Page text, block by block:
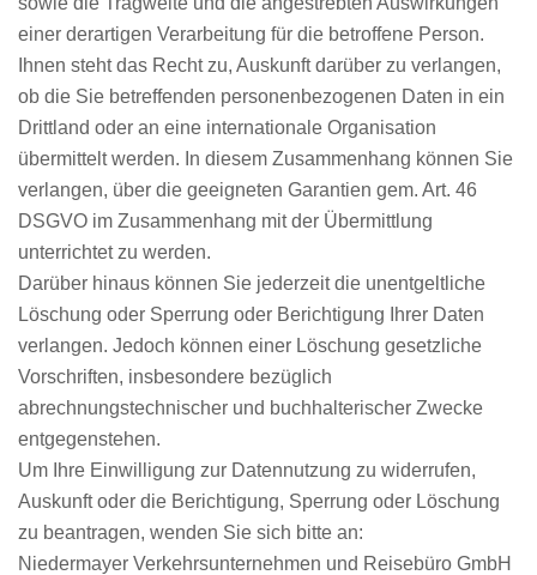
einer derartigen Verarbeitung für die betroffene Person.
Ihnen steht das Recht zu, Auskunft darüber zu verlangen,
ob die Sie betreffenden personenbezogenen Daten in ein
Drittland oder an eine internationale Organisation
übermittelt werden. In diesem Zusammenhang können Sie
verlangen, über die geeigneten Garantien gem. Art. 46
DSGVO im Zusammenhang mit der Übermittlung
unterrichtet zu werden.
Darüber hinaus können Sie jederzeit die unentgeltliche
Löschung oder Sperrung oder Berichtigung Ihrer Daten
verlangen. Jedoch können einer Löschung gesetzliche
Vorschriften, insbesondere bezüglich
abrechnungstechnischer und buchhalterischer Zwecke
entgegenstehen.
Um Ihre Einwilligung zur Datennutzung zu widerrufen,
Auskunft oder die Berichtigung, Sperrung oder Löschung
zu beantragen, wenden Sie sich bitte an:
Niedermayer Verkehrsunternehmen und Reisebüro GmbH